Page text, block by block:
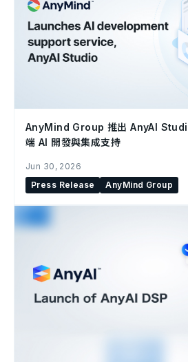
AnyMind Group 推出 AnyAI
端 AI 開發與集成支持
Jun 30, 2026
Press Release
AnyMind Group